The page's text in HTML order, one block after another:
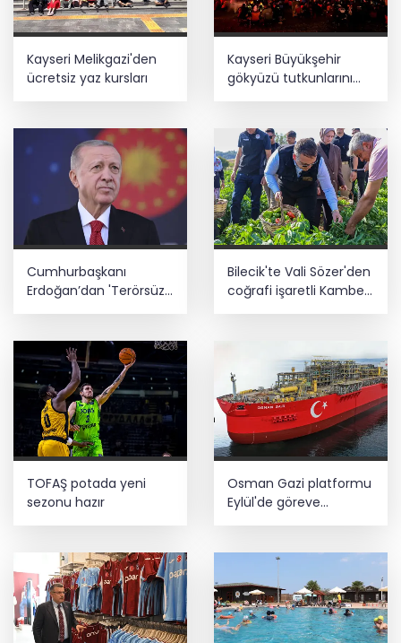
Kayseri Melikgazi'den
ücretsiz yaz kursları
Kayseri Büyükşehir
gökyüzü tutkunlarını
Erciyes'te buluşturacak
Cumhurbaşkanı
Erdoğan’dan 'Terörsüz
Bilecik'te Vali Sözer'den
coğrafi işaretli Kamber
TOFAŞ potada yeni
sezonu hazır
Osman Gazi platformu
Eylül'de göreve
83 bin 200 varile ulaştı